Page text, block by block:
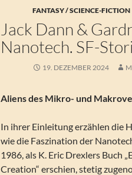
FANTASY / SCIENCE-FICTION
Jack Dann &
Nanotech. SF-
19. DEZEMBER 2024
Aliens des Mikro- und
In ihrer Einleitung erzählen die
wie die Faszination der
1986, als K. Eric Drexlers Buch
Creation“ erschien, stetig